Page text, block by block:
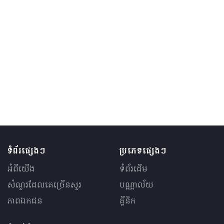
ទំព័រផ្សេងៗ
អំពីយើង
សំណួរ​ដែលគេ​ច្រើន​សួរ
ភាពឯកជន
ប្រភេទផ្សេងៗ
ទំព័រដើម
បណ្ណាល័យ
គ្លីនិក